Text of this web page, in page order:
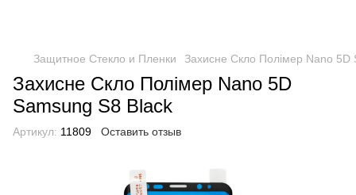
Защитное Стекло и Пленки Захисне Скло Полімер Nano 5D
Захисне Скло Полімер Nano 5D
Samsung S8 Black
Артикул: 11809 Оставить отзыв